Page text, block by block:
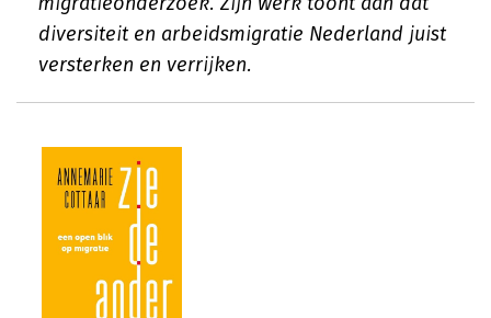
diversiteit en arbeidsmigratie Nederland juist
versterken en verrijken.